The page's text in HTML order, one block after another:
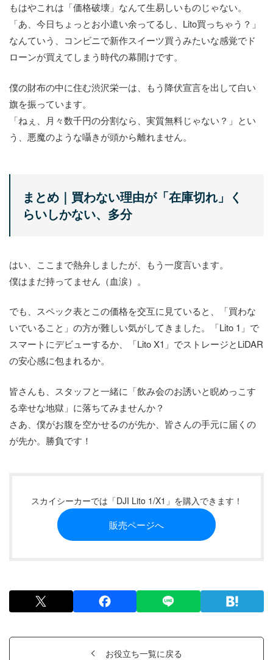
もはやこれは「価格破壊」なんて生易しいものじゃない。
「あ、今日ちょっとお小遣い余ってるし、Lito買っちゃう？」
なんていう、コンビニで新作スイーツ買うみたいな感覚でド
ローンが買えてしまう時代の幕開けです。
僕の財布の中に住む渋沢栄一は、もう降伏宣言を出して白い
旗を振っています。
「ねぇ、月々数千円の分割なら、実質無料じゃない？」とい
う、悪魔のような囁きが頭から離れません。
まとめ｜買わない理由が「在庫切れ」く
らいしかない、多分
はい、ここまで熱弁しましたが、もう一度言います。
僕はまだ持ってません（血涙）。
でも、スペック表とこの価格を交互に見ていると、「買わな
いでいること」の方が難しい気がしてきました。「Lito 1」で
スマートにデビューするか、「Lito X1」でストレージとLiDAR
の安心感に包まれるか。
皆さんも、スタッフと一緒に「飲み会のお誘いと睨めっこす
る幸せな地獄」に落ちてみませんか？
さあ、僕がお腹を空かせるのが先か、皆さんの手元に届くの
が先か。勝負です！
スカイシーカーでは「DJI Lito 1/X1」を購入できます！
販売ページへ
お役立ち一覧に戻る